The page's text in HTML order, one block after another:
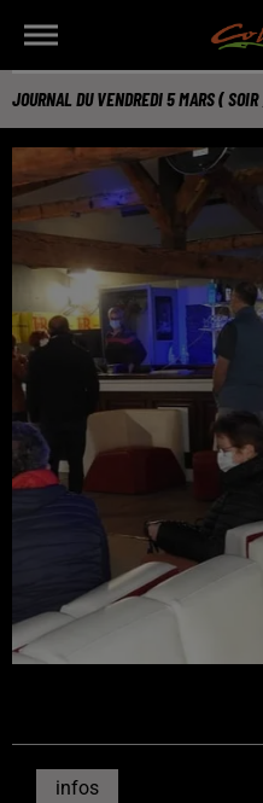
JOURNAL DU VENDREDI 5 MARS (
infos